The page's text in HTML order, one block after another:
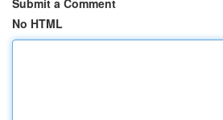
Submit a Comment
No HTML